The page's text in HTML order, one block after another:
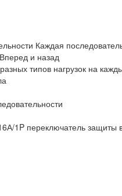
Каждая
и назад
типов нагрузок на
1P переключатель защиты